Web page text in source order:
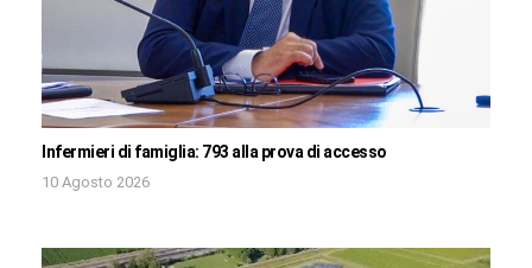
Infermieri di famiglia: 793 alla prova di accesso
10 Agosto 2026